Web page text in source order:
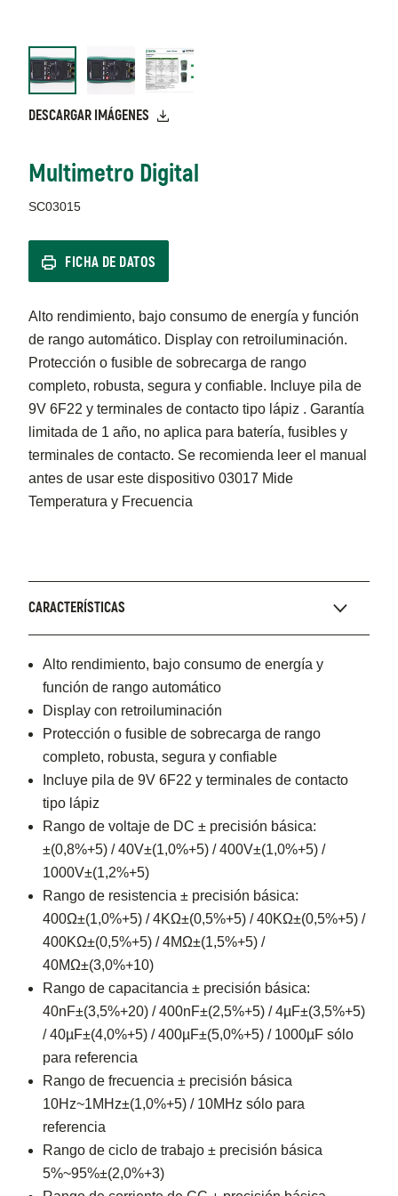
DESCARGAR IMÁGENES
Multimetro Digital
SC03015
FICHA DE DATOS
Alto rendimiento, bajo consumo de energía y función
de rango automático. Display con retroiluminación.
Protección o fusible de sobrecarga de rango
completo, robusta, segura y confiable. Incluye pila de
9V 6F22 y terminales de contacto tipo lápiz . Garantía
limitada de 1 año, no aplica para batería, fusibles y
terminales de contacto. Se recomienda leer el manual
antes de usar este dispositivo 03017 Mide
Temperatura y Frecuencia
CARACTERÍSTICAS
Alto rendimiento, bajo consumo de energía y
función de rango automático
Display con retroiluminación
Protección o fusible de sobrecarga de rango
completo, robusta, segura y confiable
Incluye pila de 9V 6F22 y terminales de contacto
tipo lápiz
Rango de voltaje de DC ± precisión básica:
±(0,8%+5) / 40V±(1,0%+5) / 400V±(1,0%+5) /
1000V±(1,2%+5)
Rango de resistencia ± precisión básica:
400Ω±(1,0%+5) / 4KΩ±(0,5%+5) / 40KΩ±(0,5%+5) /
400KΩ±(0,5%+5) / 4MΩ±(1,5%+5) /
40MΩ±(3,0%+10)
Rango de capacitancia ± precisión básica:
40nF±(3,5%+20) / 400nF±(2,5%+5) / 4µF±(3,5%+5)
/ 40µF±(4,0%+5) / 400µF±(5,0%+5) / 1000µF sólo
para referencia
Rango de frecuencia ± precisión básica
10Hz~1MHz±(1,0%+5) / 10MHz sólo para
referencia
Rango de ciclo de trabajo ± precisión básica
5%~95%±(2,0%+3)